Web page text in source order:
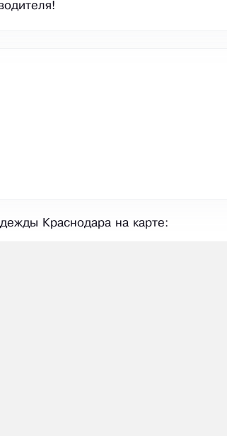
Краснодара на карте: